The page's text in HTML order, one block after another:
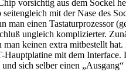
vorsichtig aus dem Sockel
mit der Nase des
einen Tastaturprozessor
ungleich komplizierter.
keinen extra mitbestellt
mit dem
sich selber einen „Ausgang“